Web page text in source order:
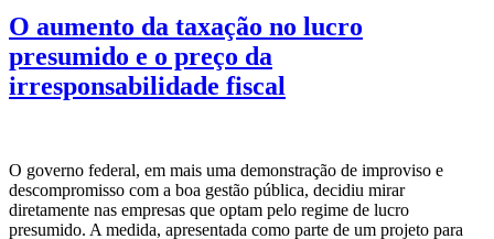
O aumento da taxação no lucro
presumido e o preço da
irresponsabilidade fiscal
O governo federal, em mais uma demonstração de improviso e
descompromisso com a boa gestão pública, decidiu mirar
diretamente nas empresas que optam pelo regime de lucro
presumido. A medida, apresentada como parte de um projeto para